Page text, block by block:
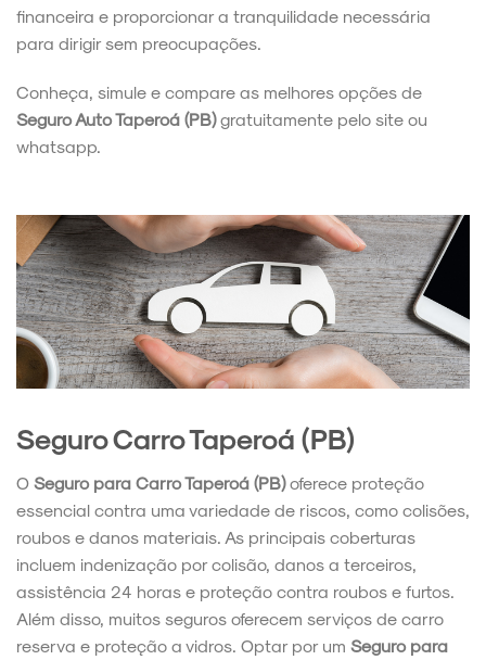
financeira e proporcionar a tranquilidade necessária
para dirigir sem preocupações.
Conheça, simule e compare as melhores opções de
Seguro Auto Taperoá (PB)gratuitamente pelo site ou
whatsapp.
Seguro Carro Taperoá (PB)
O Seguro para Carro Taperoá (PB)oferece proteção
essencial contra uma variedade de riscos, como colisões,
roubos e danos materiais. As principais coberturas
incluem indenização por colisão, danos a terceiros,
assistência 24 horas e proteção contra roubos e furtos.
Além disso, muitos seguros oferecem serviços de carro
reserva e proteção a vidros. Optar por um Seguro para